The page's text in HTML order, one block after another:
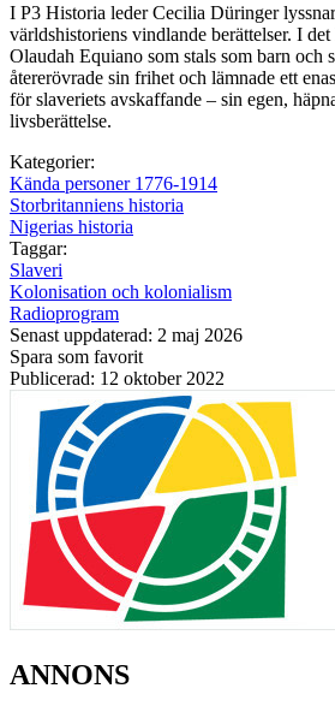
I P3 Historia leder Cecilia Düringer
världshistoriens vindlande berättelser. I
Olaudah Equiano som stals som barn och
återerövrade sin frihet och lämnade ett
för slaveriets avskaffande – sin egen,
livsberättelse.
Kategorier:
Kända personer 1776-1914
Storbritanniens historia
Nigerias historia
Taggar:
Slaveri
Kolonisation och kolonialism
Radioprogram
Senast uppdaterad: 2 maj 2026
Spara som favorit
Publicerad: 12 oktober 2022
ANNONS